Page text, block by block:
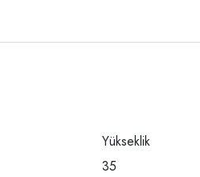
Yükseklik
35